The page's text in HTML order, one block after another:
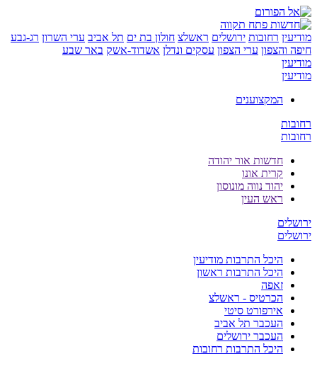
רחובות ירושלים ראשלצ חולון בת ים תל אביב ערי השרון רג-גבע
ערי הצפון עסקים ונדלן אשדוד-אשק באר שבע
המקצוענים
חדשות אור יהודה
קרית אונו
יהוד נווה מונוסון
ראש העין
היכל התרבות מודיעין
היכל התרבות ראשון
זאפה
הכרטיס - ראשלצ
אירפורט סיטי
העכבר תל אביב
העכבר ירושלים
היכל התרבות רחובות